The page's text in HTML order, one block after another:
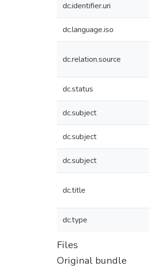
dc.identifier.uri
dc.language.iso
dc.relation.source
dc.status
dc.subject
dc.subject
dc.subject
dc.title
dc.type
Files
Original bundle